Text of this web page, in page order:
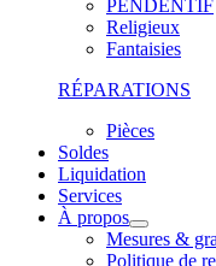
PENDENTIF
Religieux
Fantaisies
RÉPARATIONS
Pièces
Soldes
Liquidation
Services
À propos
Mesures &
Politique de